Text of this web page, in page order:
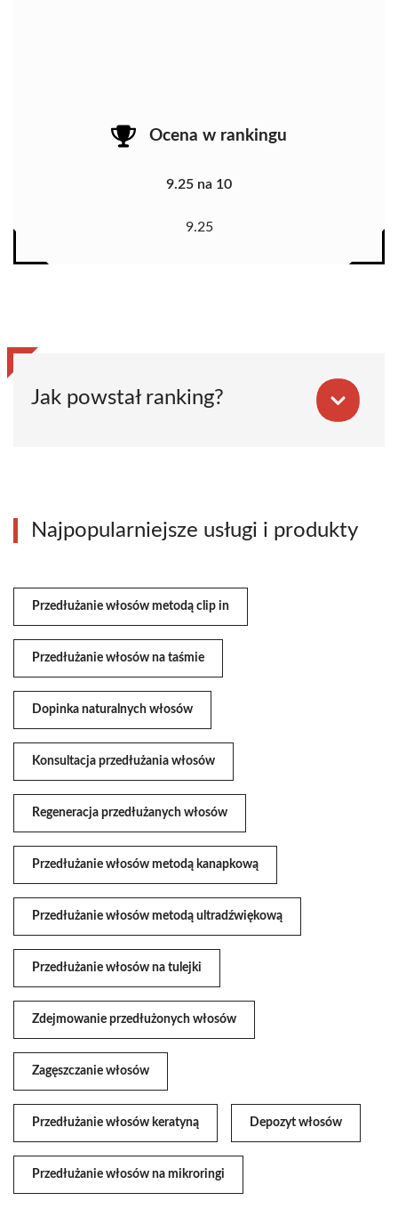
Ocena w rankingu
9.25 na 10
9.25
Jak powstał ranking?
Najpopularniejsze usługi i produkty
Przedłużanie włosów metodą clip in
Przedłużanie włosów na taśmie
Dopinka naturalnych włosów
Konsultacja przedłużania włosów
Regeneracja przedłużanych włosów
Przedłużanie włosów metodą kanapkową
Przedłużanie włosów metodą ultradźwiękową
Przedłużanie włosów na tulejki
Zdejmowanie przedłużonych włosów
Zagęszczanie włosów
Przedłużanie włosów keratyną Depozyt włosów
Przedłużanie włosów na mikroringi